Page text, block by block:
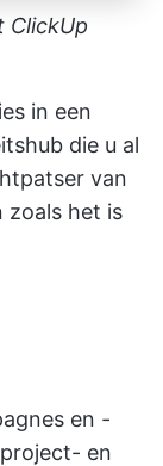
ClickUp
in een
die u al
van
zoals het is
en -
en